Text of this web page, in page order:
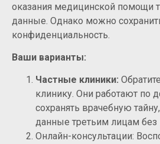
оказания медицинской помощи
данные. Однако можно
конфиденциальность.
Ваши варианты:
Частные клиники:
клинику. Они работают по
сохранять врачебную
данные третьим лицам без
Онлайн-консультации: